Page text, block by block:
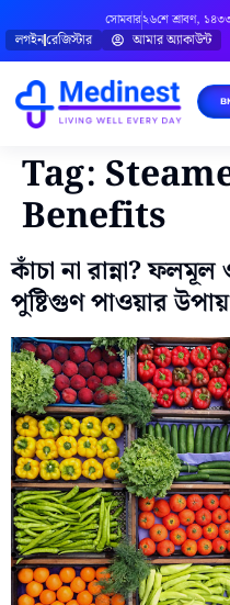
সোমবার২৬শে শ্রাবণ, ১৪৩৩
লগইনরেজিস্টার আমার অ্যাকাউন্ট
Tag:
Benefits
কাঁচা না রান্না?
পুষ্টিগুণ পাওয়ার উপায়